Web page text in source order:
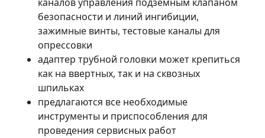
безопасности и линий ингибиции,
зажимные винты, тестовые каналы для
опрессовки
адаптер трубной головки может крепиться
как на ввертных, так и на сквозных
шпильках
предлагаются все необходимые
инструменты и приспособления для
проведения сервисных работ